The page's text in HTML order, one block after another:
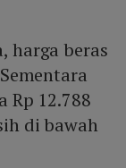
harga beras
Rp 12.788
di bawah